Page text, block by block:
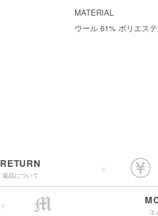
MATERIAL
ウール 61% ポリエス
RETURN
返品について
エ